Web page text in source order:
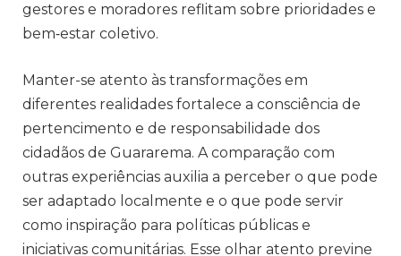
gestores e moradores reflitam sobre prioridades e
bem‑estar coletivo.
Manter-se atento às transformações em
diferentes realidades fortalece a consciência de
pertencimento e de responsabilidade dos
cidadãos de Guararema. A comparação com
outras experiências auxilia a perceber o que pode
ser adaptado localmente e o que pode servir
como inspiração para políticas públicas e
iniciativas comunitárias. Esse olhar atento previne